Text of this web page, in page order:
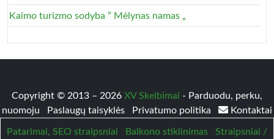
Kaimo turizmo sodyba ” Mėlynas namas „
Copyright © 2013 – 2026 XV Skelbimai - Parduodu, perku,
nuomoju
Paslaugų taisyklės Privatumo politika Kontaktai
Patarimai, SEO straipsniai Balkono stiklinimas Straipsniai /